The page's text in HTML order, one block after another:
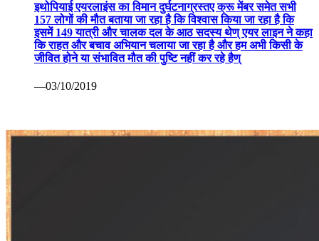
इथोपियाई एयरलाइंस का विमान दुर्घटनाग्रस्तए क्रू मेंबर समेत सभी
157 लोगों की मौत बताया जा रहा है कि विश्वास किया जा रहा है कि
इसमें 149 यात्री और चालक दल के आठ सदस्य थेण् एयर लाइन ने कहा
कि राहत और बचाव अभियान चलाया जा रहा है और हम अभी किसी के
जीवित होने या संभावित मौत की पुष्टि नहीं कर रहे हैण्
—03/10/2019